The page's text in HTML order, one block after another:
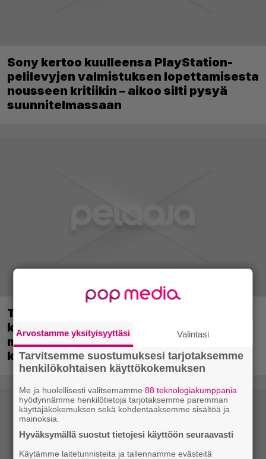
Sony kertoo kuulleensa PlayStation-
pelilevyjen valmistuksen lopettamisesta
nousseen kritiikin – aikoo silti pysyä
suunnitelmassaan
Tulevassa ajopelissä voi kokea
kyytipalveluyrittäjän arjen – jokaisella
matkustajalla on oma hulvaton,
koskettava tai outo tarinansa
Arvostamme yksityisyyttäsi Valintasi
Tarvitsemme suostumuksesi tarjotaksemme
henkilökohtaisen käyttökokemuksen
Me ja huolellisesti valitsemamme88 teknologiakumppania
hyödynnämme henkilötietoja tarjotaksemme paremman
käyttäjäkokemuksen sekä kohdentaaksemme sisältöä ja
mainoksia.
Hyväksymällä suostut tietojesi käyttöön seuraavasti
Käytämme laitetunnisteita ja tallennamme evästeitä